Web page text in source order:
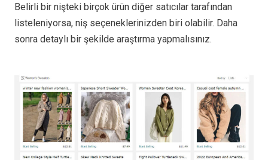
Belirli bir nişteki birçok ürün diğer satıcılar tarafından
listeleniyorsa, niş seçeneklerinizden biri olabilir. Daha
sonra detaylı bir şekilde araştırma yapmalısınız.